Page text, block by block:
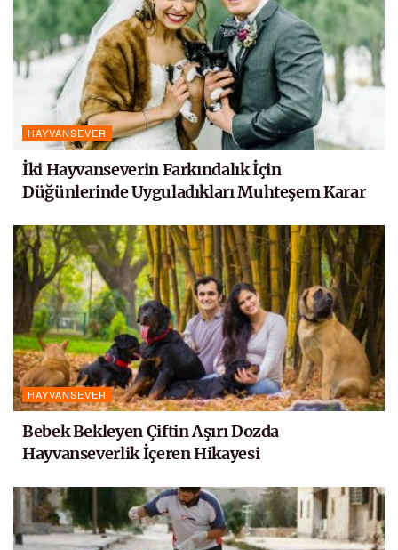
HAYVANSEVER
İki Hayvanseverin Farkındalık İçin
Düğünlerinde Uyguladıkları Muhteşem Karar
HAYVANSEVER
Bebek Bekleyen Çiftin Aşırı Dozda
Hayvanseverlik İçeren Hikayesi